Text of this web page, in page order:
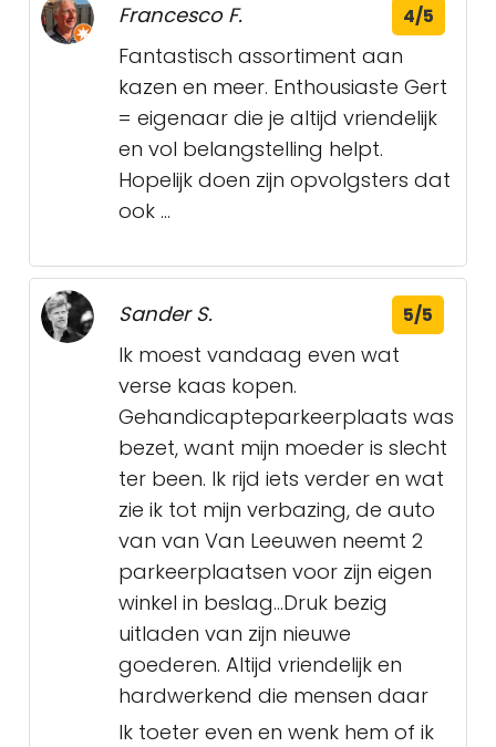
Francesco F. 4/5
Fantastisch assortiment aan
kazen en meer. Enthousiaste Gert
= eigenaar die je altijd vriendelijk
en vol belangstelling helpt.
Hopelijk doen zijn opvolgsters dat
ook ...
Sander S. 5/5
Ik moest vandaag even wat
verse kaas kopen.
Gehandicapteparkeerplaats was
bezet, want mijn moeder is slecht
ter been. Ik rijd iets verder en wat
zie ik tot mijn verbazing, de auto
van van Van Leeuwen neemt 2
parkeerplaatsen voor zijn eigen
winkel in beslag...Druk bezig
uitladen van zijn nieuwe
goederen. Altijd vriendelijk en
hardwerkend die mensen daar
Ik toeter even en wenk hem of ik